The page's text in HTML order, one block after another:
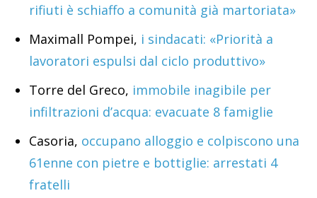
rifiuti è schiaffo a comunità già martoriata»
Maximall Pompei, i sindacati: «Priorità a
lavoratori espulsi dal ciclo produttivo»
Torre del Greco, immobile inagibile per
infiltrazioni d’acqua: evacuate 8 famiglie
Casoria, occupano alloggio e colpiscono una
61enne con pietre e bottiglie: arrestati 4
fratelli